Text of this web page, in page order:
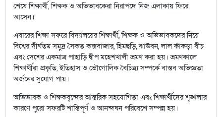
শেষে শিক্ষার্থী, শিক্ষক ও অভিভাবকেরা নিরাপদে নিজ এলাকায় ফিরে
আসেন।
এবারের শিক্ষা সফরে বিদ্যালয়ের শিক্ষার্থী, শিক্ষক ও অভিভাবকদের নিয়ে
বিশ্বের দীর্ঘতম সমুদ্র সৈকত কক্সবাজার, হিমছড়ি, ঝাউবন, লাল কাঁকড়া বীচ
এবং দেশের একমাত্র পাহাড়ি দ্বীপ মহেশখালী ভ্রমণ করা হয়। ভ্রমণকালে
শিক্ষার্থীরা প্রকৃতি, ইতিহাস ও ভৌগোলিক বৈচিত্র্য সম্পর্কে বাস্তব অভিজ্ঞতা
অর্জনের সুযোগ পায়।
অভিভাবক ও শিক্ষকবৃন্দের আন্তরিক সহযোগিতা এবং শিক্ষার্থীদের শৃঙ্খলার
কারণে পুরো সফরটি শান্তিপূর্ণ ও আনন্দঘন পরিবেশে সম্পন্ন হয়।